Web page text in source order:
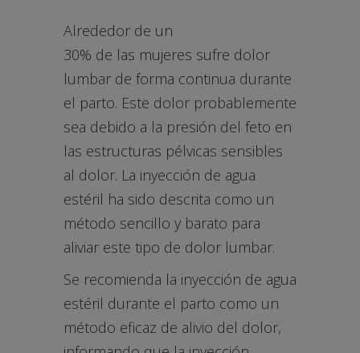
Alrededor de un
30% de las mujeres sufre dolor
lumbar de forma continua durante
el parto. Este dolor probablemente
sea debido a la presión del feto en
las estructuras pélvicas sensibles
al dolor. La inyección de agua
estéril ha sido descrita como un
método sencillo y barato para
aliviar este tipo de dolor lumbar.
Se recomienda la inyección de agua
estéril durante el parto como un
método eficaz de alivio del dolor,